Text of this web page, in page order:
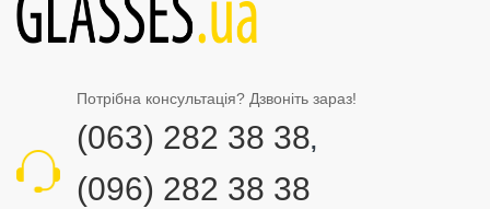
Потрібна консультація? Дзвоніть зараз!
(063) 282 38 38,
(096) 282 38 38